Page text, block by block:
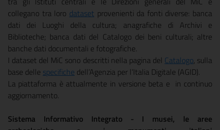
collegano tra loro dataset provenienti da fonti diverse: banca
dati dei Luoghi della cultura; anagrafiche di Archivi e
Biblioteche; banca dati del Catalogo dei beni culturali; altre
banche dati documentali e fotografiche.
I dataset del MiC sono descritti nella pagina del Catalogo, sulla
base delle specifiche dell’Agenzia per l’Italia Digitale (AGID).
La piattaforma è attualmente in versione beta e in continuo
aggiornamento.
Sistema Informativo Integrato - I musei, le aree